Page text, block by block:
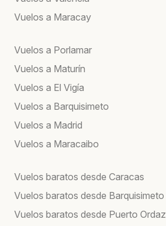
Vuelos a Maracay
Vuelos a Porlamar
Vuelos a Maturín
Vuelos a El Vigía
Vuelos a Barquisimeto
Vuelos a Madrid
Vuelos a Maracaibo
Vuelos baratos desde Caracas
Vuelos baratos desde Barquisimeto
Vuelos baratos desde Puerto Ordaz